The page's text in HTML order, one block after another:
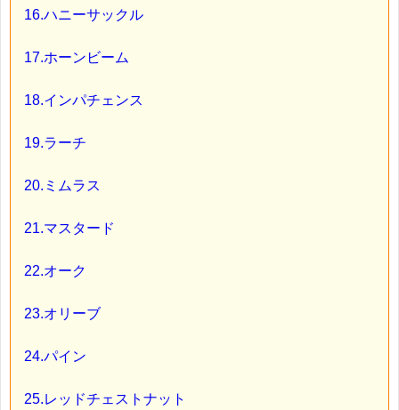
16.ハニーサックル
17.ホーンビーム
18.インパチェンス
19.ラーチ
20.ミムラス
21.マスタード
22.オーク
23.オリーブ
24.パイン
25.レッドチェストナット